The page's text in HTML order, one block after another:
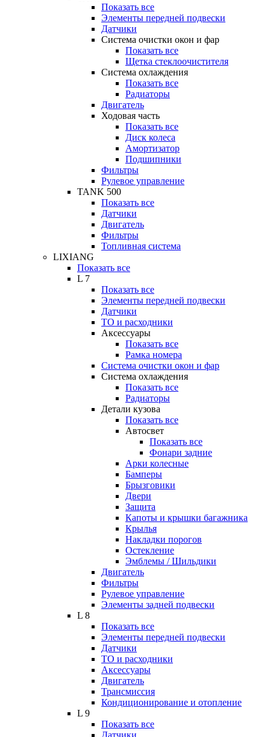
Показать все
Элементы передней подвески
Датчики
Система очистки окон и фар
Показать все
Щетка стеклоочистителя
Система охлаждения
Показать все
Радиаторы
Двигатель
Ходовая часть
Показать все
Диск колеса
Амортизатор
Подшипники
Фильтры
Рулевое управление
TANK 500
Показать все
Датчики
Двигатель
Фильтры
Топливная система
LIXIANG
Показать все
L 7
Показать все
Элементы передней подвески
Датчики
ТО и расходники
Аксессуары
Показать все
Рамка номера
Система очистки окон и фар
Система охлаждения
Показать все
Радиаторы
Детали кузова
Показать все
Автосвет
Показать все
Фонари задние
Арки колесные
Бамперы
Брызговики
Двери
Защита
Капоты и крышки багажника
Крылья
Накладки порогов
Остекление
Эмблемы / Шильдики
Двигатель
Фильтры
Рулевое управление
Элементы задней подвески
L 8
Показать все
Элементы передней подвески
Датчики
ТО и расходники
Аксессуары
Двигатель
Трансмиссия
Кондиционирование и отопление
L 9
Показать все
Датчики